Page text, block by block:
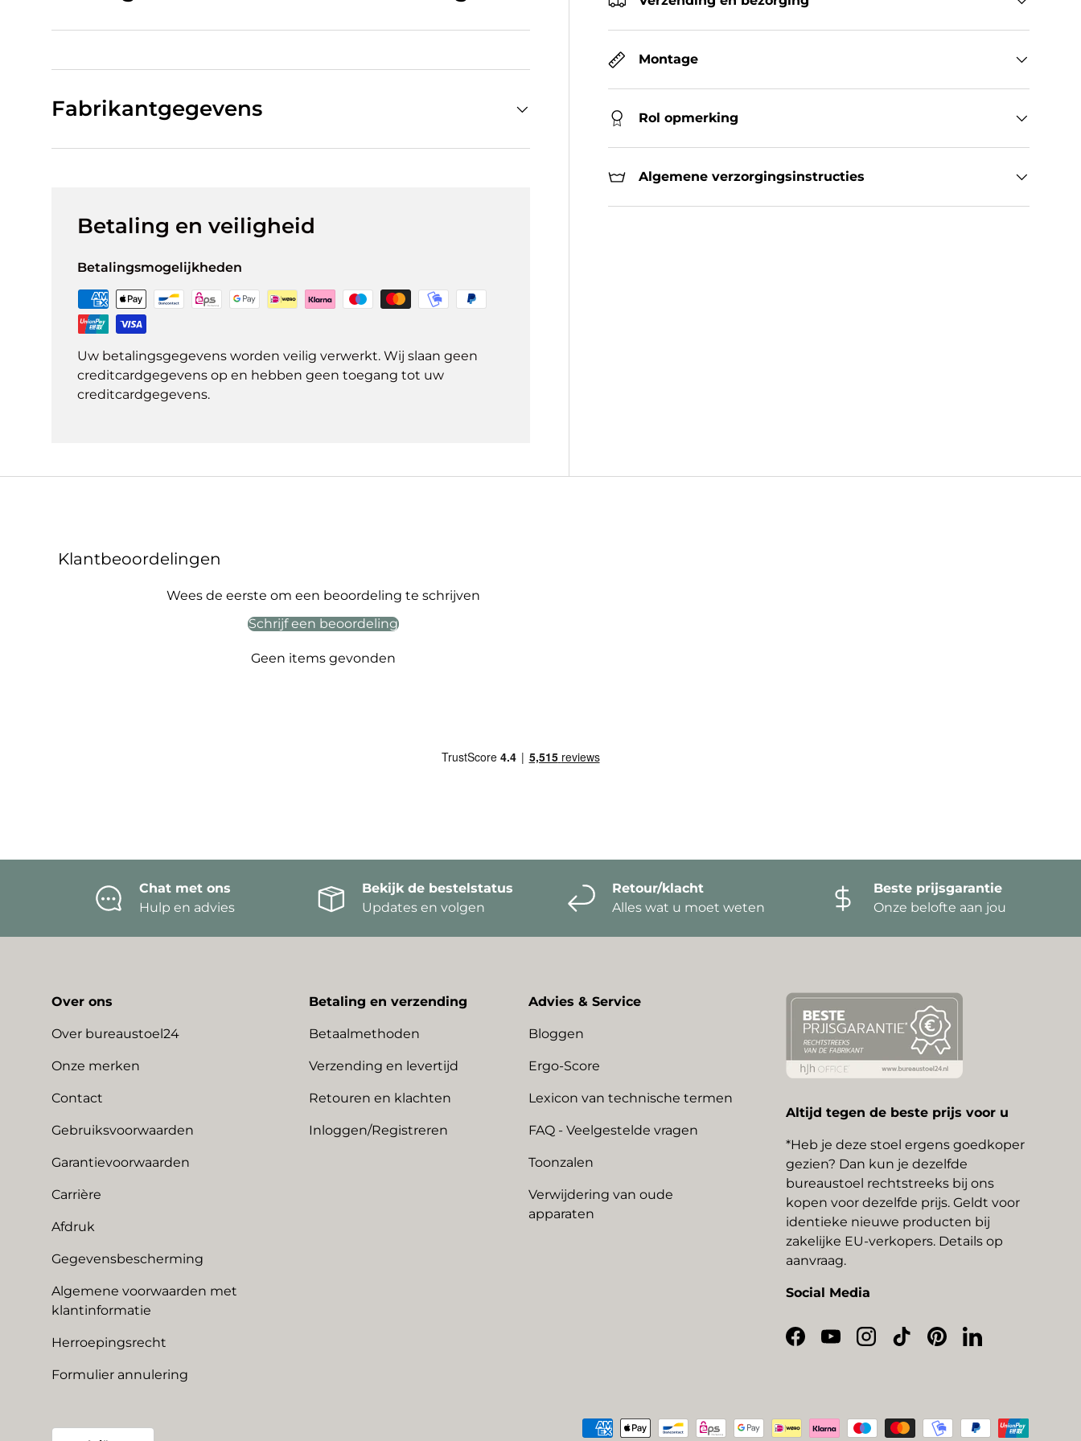
Montage
Rol opmerking
Algemene verzorgingsinstructies
Fabrikantgegevens
Betaling en veiligheid
Betalingsmogelijkheden
Uw betalingsgegevens worden veilig verwerkt. Wij slaan geen
creditcardgegevens op en hebben geen toegang tot uw
creditcardgegevens.
Klantbeoordelingen
Wees de eerste om een beoordeling te schrijven
Schrijf een beoordeling
Geen items gevonden
Chat met ons
Hulp en advies
Bekijk de bestelstatus
Updates en volgen
Retour/klacht
Alles wat u moet weten
Beste prijsgarantie
Onze belofte aan jou
Over ons
Over bureaustoel24
Onze merken
Contact
Gebruiksvoorwaarden
Garantievoorwaarden
Carrière
Afdruk
Gegevensbescherming
Algemene voorwaarden met
klantinformatie
Herroepingsrecht
Formulier annulering
Betaling en verzending
Betaalmethoden
Verzending en levertijd
Retouren en klachten
Inloggen/Registreren
Advies & Service
Bloggen
Ergo-Score
Lexicon van technische termen
FAQ - Veelgestelde vragen
Toonzalen
Verwijdering van oude
apparaten
Altijd tegen de beste prijs voor u
*Heb je deze stoel ergens goedkoper
gezien? Dan kun je dezelfde
bureaustoel rechtstreeks bij ons
kopen voor dezelfde prijs. Geldt voor
identieke nieuwe producten bij
zakelijke EU-verkopers. Details op
aanvraag.
Social Media
Facebook
YouTubeInstagram
TikTokPinterestLinkedIn
Geaccepteerde betaalmethoden